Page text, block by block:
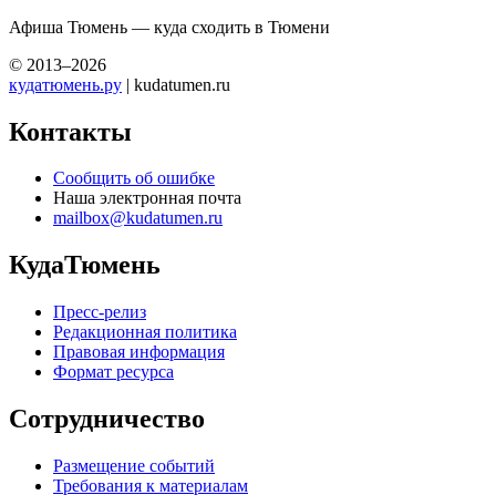
Афиша Тюмень — куда сходить в Тюмени
© 2013–2026
кудатюмень.ру | kudatumen.ru
Контакты
Сообщить об ошибке
Наша электронная почта
mailbox@kudatumen.ru
КудаТюмень
Пресс-релиз
Редакционная политика
Правовая информация
Формат ресурса
Сотрудничество
Размещение событий
Требования к материалам